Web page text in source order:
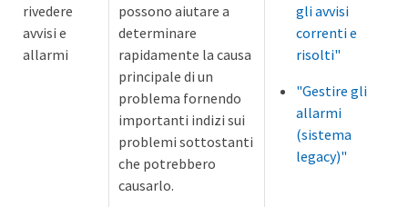
rivedere
avvisi e
allarmi
possono aiutare a
determinare
rapidamente la causa
principale di un
problema fornendo
importanti indizi sui
problemi sottostanti
che potrebbero
causarlo.
gli avvisi
correnti e
risolti"
"Gestire gli
allarmi
(sistema
legacy)"